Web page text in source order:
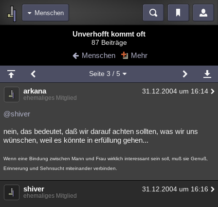
Menschen
Blogs
Chat Wiki Neuigkeiten
meine Rubriken
Menschen Mystery Kriminalfälle
Spiritualität
Natur Umfragen Unterhaltung
Philosophie Träume Orte Esoterik Literatur
Astronomie Helpdesk Gruppen Gaming Filme
Musik Clash Verbesserungen
Unverhofft kommt oft
87 Beiträge
Menschen Mehr
Seite 3 / 5
arkana 31.12.2004 um 16:14
ehemaliges Mitglied
@shiver
nein, das bedeutet, daß wir darauf achten sollten, was wir uns
wünschen, weil es könnte in erfüllung gehen...
Wenn eine Bindung zwischen Mann und Frau wirklich interessant sein soll, muß sie Genuß,
Erinnerung und Sehnsucht miteinander verbinden.
shiver 31.12.2004 um 16:16
ehemaliges Mitglied